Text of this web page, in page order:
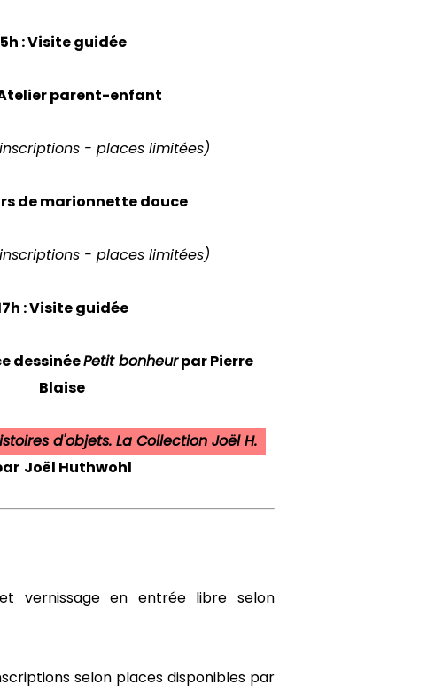
: Visite guidée
Atelier parent-enfant
- places limitées)
de marionnette douce
- places limitées)
: Visite guidée
dessinéePetit bonheurpar Pierre
Blaise
d'objets. La Collection Joël H.
Joël Huthwohl
vernissage en entrée libre selon
selon places disponibles par